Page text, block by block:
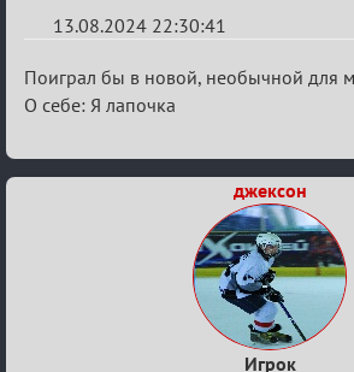
13.08.2024 22:30:41
Re:
Waiting
Поиграл бы в новой, необычной для
О себе: Я лапочка
джексон
Игрок